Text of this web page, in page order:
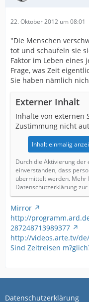
22. Oktober 2012 um 08:01
"Die Menschen
tot und schaufeln sie
Faktor im Leben eines
Frage, was Zeit
Sie haben nämlich
Externer Inhalt
Inhalte von externen
Zustimmung nicht
Inhalt einmalig
Durch die Aktivierung der
einverstanden, dass
übermittelt werden. Mehr
Datenschutzerklärung
Mirror
http://
287248713989377
http://videos.arte.tv/
Sind Zeitreisen
Datenschutzerklärung